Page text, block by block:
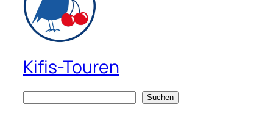
Kifis-Touren
Suchen